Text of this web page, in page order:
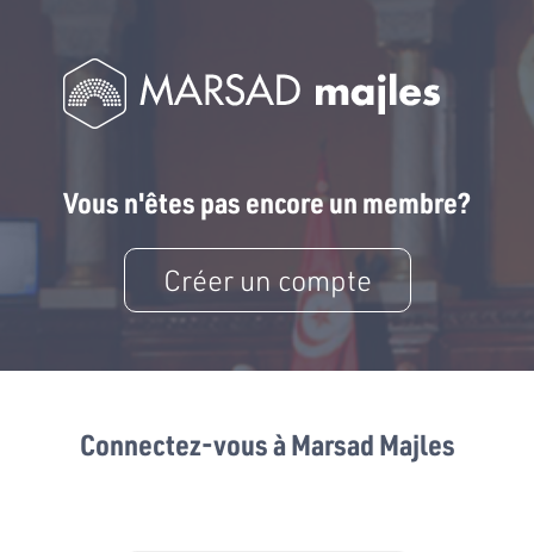
Vous n'êtes pas encore un membre?
Créer un compte
Connectez-vous à Marsad Majles